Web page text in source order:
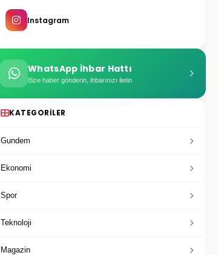
Instagram
WhatsApp İhbar Hattı
Bize haber gönderin, ihbarınızı iletin
KATEGORILER
Gundem
Ekonomi
Spor
Teknoloji
Magazin